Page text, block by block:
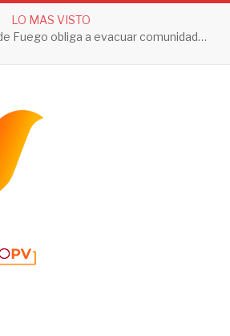
LO MAS VISTO
Erupción del Volcán de Fuego obliga a evacuar comunidades y mantiene en alerta a Guatemala